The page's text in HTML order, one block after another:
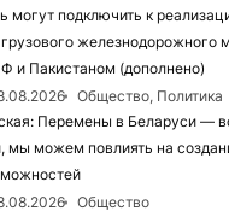
могут подключить к
грузового железнодорожного
и Пакистаном (дополнено)
Общество, Политика
Перемены в Беларуси —
мы можем повлиять на
Общество